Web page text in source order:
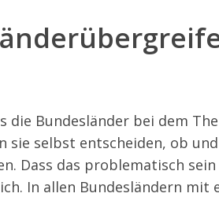
die Bundesländer bei dem
selbst entscheiden, ob
Dass das problematisch
In allen Bundesländern mit